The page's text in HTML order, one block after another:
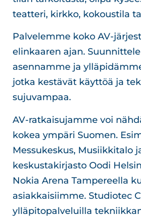
teatteri, kirkko, kokoustila
Palvelemme koko AV-
elinkaaren ajan.
asennamme ja
jotka kestävät käyttöä ja
sujuvampaa.
AV-ratkaisujamme voi
kokea ympäri Suomen.
Messukeskus, Musiikkitalo
keskustakirjasto Oodi
Nokia Arena Tampereella
asiakkaisiimme. Studiotec
ylläpitopalveluilla